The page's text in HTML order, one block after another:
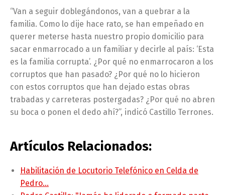
“Van a seguir doblegándonos, van a quebrar a la
familia. Como lo dije hace rato, se han empeñado en
querer meterse hasta nuestro propio domicilio para
sacar enmarrocado a un familiar y decirle al país: ‘Esta
es la familia corrupta’. ¿Por qué no enmarrocaron a los
corruptos que han pasado? ¿Por qué no lo hicieron
con estos corruptos que han dejado estas obras
trabadas y carreteras postergadas? ¿Por qué no abren
su boca o ponen el dedo ahí?”, indicó Castillo Terrones.
Artículos Relacionados:
Habilitación de Locutorio Telefónico en Celda de
Pedro…